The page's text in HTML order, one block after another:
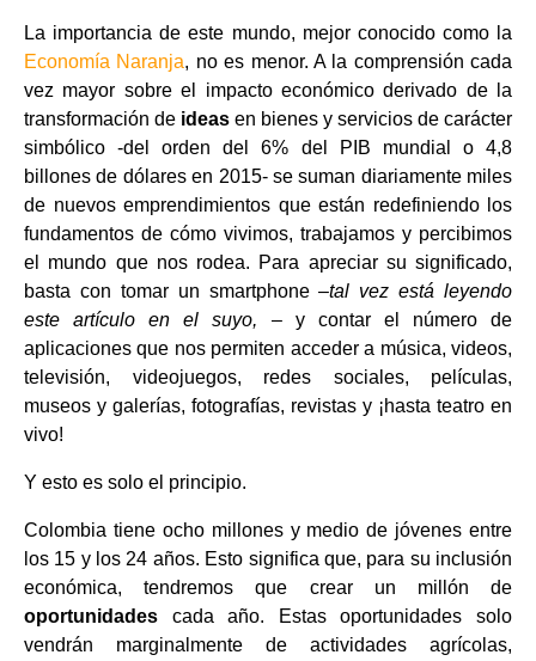
La importancia de este mundo, mejor conocido como la
Economía Naranja, no es menor. A la comprensión cada
vez mayor sobre el impacto económico derivado de la
transformación de ideas en bienes y servicios de carácter
simbólico -del orden del 6% del PIB mundial o 4,8
billones de dólares en 2015- se suman diariamente miles
de nuevos emprendimientos que están redefiniendo los
fundamentos de cómo vivimos, trabajamos y percibimos
el mundo que nos rodea. Para apreciar su significado,
basta con tomar un smartphone –tal vez está leyendo
este artículo en el suyo, – y contar el número de
aplicaciones que nos permiten acceder a música, videos,
televisión, videojuegos, redes sociales, películas,
museos y galerías, fotografías, revistas y ¡hasta teatro en
vivo!
Y esto es solo el principio.
Colombia tiene ocho millones y medio de jóvenes entre
los 15 y los 24 años. Esto significa que, para su inclusión
económica, tendremos que crear un millón de
oportunidades cada año. Estas oportunidades solo
vendrán marginalmente de actividades agrícolas,